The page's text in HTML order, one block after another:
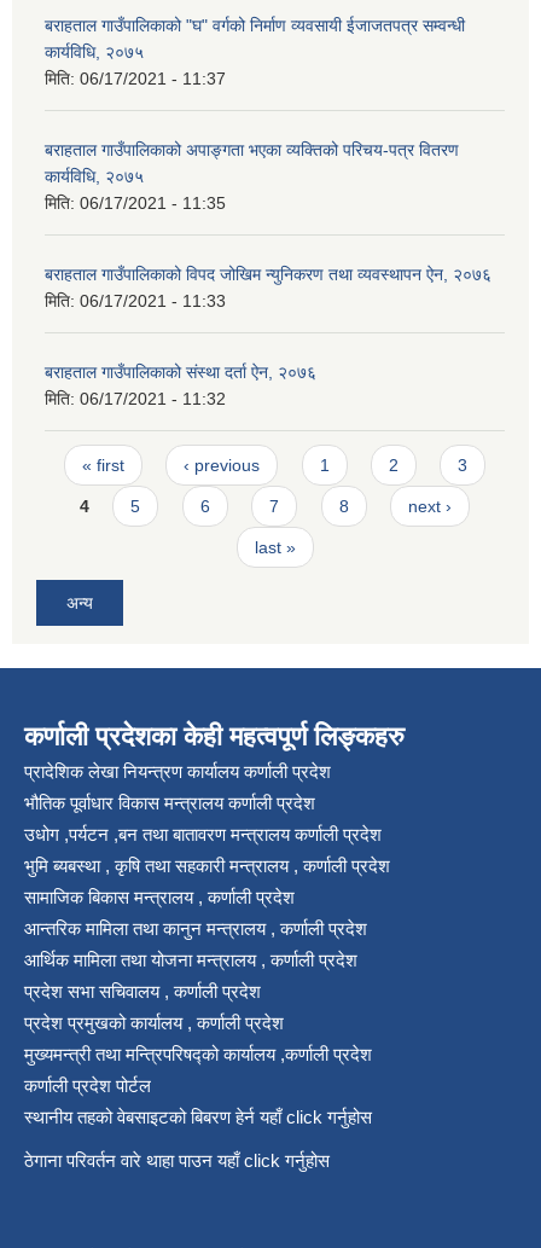
बराहताल गाउँपालिकाको "घ" वर्गको निर्माण व्यवसायी ईजाजतपत्र सम्वन्धी
कार्यविधि, २०७५
मिति: 06/17/2021 - 11:37
बराहताल गाउँपालिकाको अपाङ्गता भएका व्यक्तिको परिचय-पत्र वितरण
कार्यविधि, २०७५
मिति: 06/17/2021 - 11:35
बराहताल गाउँपालिकाको विपद जोखिम न्युनिकरण तथा व्यवस्थापन ऐन, २०७६
मिति: 06/17/2021 - 11:33
बराहताल गाउँपालिकाको संस्था दर्ता ऐन, २०७६
मिति: 06/17/2021 - 11:32
Pages
« first ‹ previous 1 2 3
4 5 6 7 8 next ›
last »
अन्य
कर्णाली प्रदेशका केही महत्वपूर्ण लिङ्कहरु
प्रादेशिक लेखा नियन्त्रण कार्यालय कर्णाली प्रदेश
भौतिक पूर्वाधार विकास मन्त्रालय कर्णाली प्रदेश
उधोग ,पर्यटन ,बन तथा बातावरण मन्त्रालय कर्णाली प्रदेश
भुमि ब्यबस्था , कृषि तथा सहकारी मन्त्रालय , कर्णाली प्रदेश
सामाजिक बिकास मन्त्रालय , कर्णाली प्रदेश
आन्तरिक मामिला तथा कानुन मन्त्रालय , कर्णाली प्रदेश
आर्थिक मामिला तथा योजना मन्त्रालय , कर्णाली प्रदेश
प्रदेश सभा सचिवालय , कर्णाली प्रदेश
प्रदेश प्रमुखको कार्यालय , कर्णाली प्रदेश
मुख्यमन्त्री तथा मन्त्रिपरिषद्को कार्यालय ,कर्णाली प्रदेश
कर्णाली प्रदेश पोर्टल
स्थानीय तहको वेबसाइटको बिबरण हेर्न यहाँ click गर्नुहोस
ठेगाना परिवर्तन वारे थाहा पाउन यहाँ click गर्नुहोस